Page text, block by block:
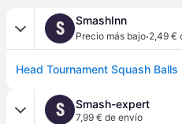
S SmashInn
Precio más bajo·2,49 €
S Smash-expert
7,99 € de envío